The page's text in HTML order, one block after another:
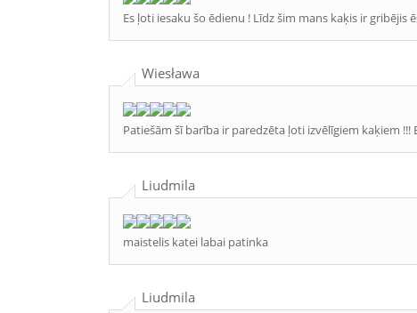
Es ļoti iesaku šo ēdienu ! Līdz šim mans kaķis ir
Wiesława
Patiešām šī barība ir paredzēta ļoti izvēlīgiem kaķiem !!!
Liudmila
maistelis katei labai patinka
Liudmila